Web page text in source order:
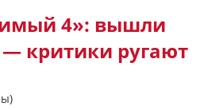
4»: вышли
критики ругают